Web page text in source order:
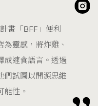
畫「BFF」便利
靈感，將炸雞、
成速食語言。透過
們試圖以開源思維
能性。